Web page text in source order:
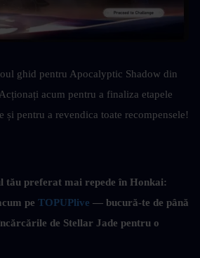
ghid pentru Apocalyptic Shadow din
acum pentru a finaliza etapele
și pentru a revendica toate recompensele!
tău preferat mai repede în Honkai:
pe TOPUPlive — bucură-te de până
de Stellar Jade pentru o